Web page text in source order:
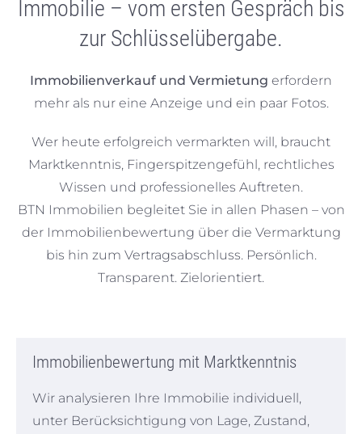
Immobilie – vom ersten Gespräch bis
zur Schlüsselübergabe.
Immobilienverkauf und Vermietung erfordern
mehr als nur eine Anzeige und ein paar Fotos.
Wer heute erfolgreich vermarkten will, braucht
Marktkenntnis, Fingerspitzengefühl, rechtliches
Wissen und professionelles Auftreten.
BTN Immobilien begleitet Sie in allen Phasen – von
der Immobilienbewertung über die Vermarktung
bis hin zum Vertragsabschluss. Persönlich.
Transparent. Zielorientiert.
Immobilienbewertung mit Marktkenntnis
Wir analysieren Ihre Immobilie individuell,
unter Berücksichtigung von Lage, Zustand,